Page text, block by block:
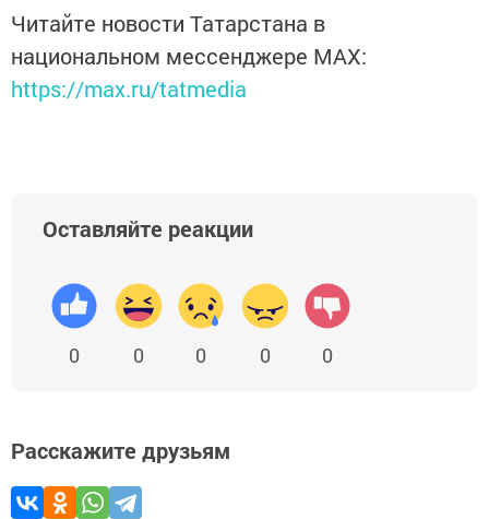
Читайте новости Татарстана в
национальном мессенджере MАХ:
https://max.ru/tatmedia
Оставляйте реакции
0 0 0 0 0
Расскажите друзьям